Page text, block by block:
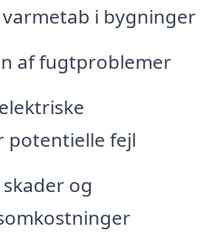
i bygninger
af fugtproblemer
potentielle fejl
og